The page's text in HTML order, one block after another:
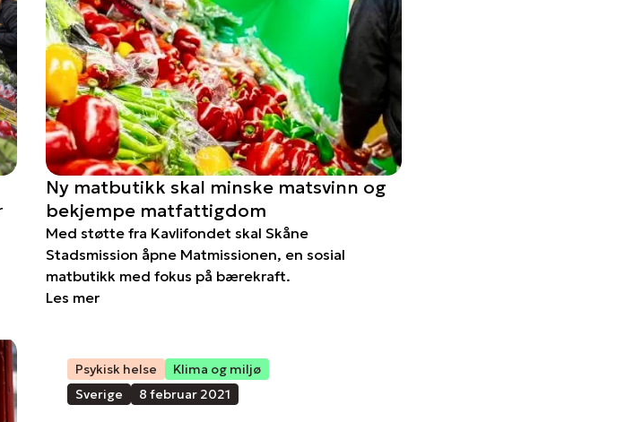
Ny matbutikk skal minske matsvinn og
bekjempe matfattigdom
Med støtte fra Kavlifondet skal Skåne
Stadsmission åpne Matmissionen, en sosial
matbutikk med fokus på bærekraft.
Les mer
Psykisk helse
Klima og miljø
Sverige
8 februar 2021